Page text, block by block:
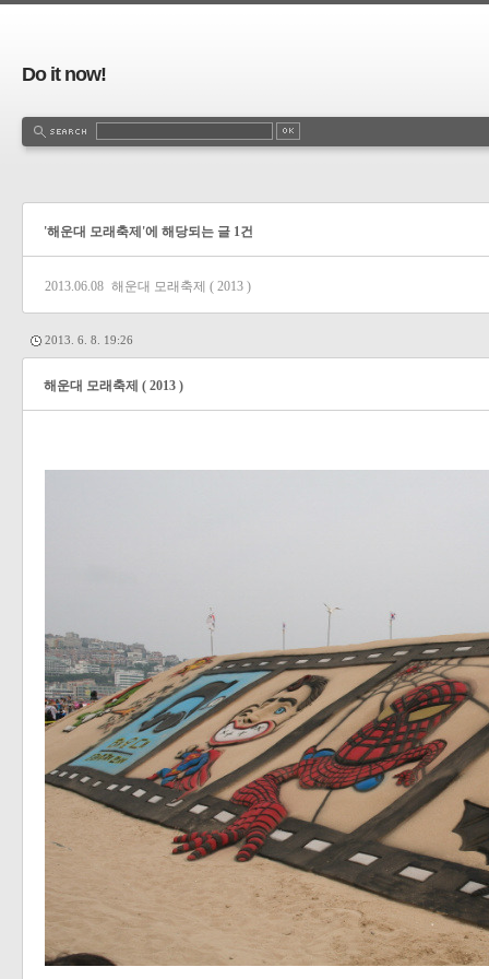
Do it now!
'해운대 모래축제'에 해당되는 글 1건
2013.06.08 해운대 모래축제 ( 2013 )
2013. 6. 8. 19:26
해운대 모래축제 ( 2013 )